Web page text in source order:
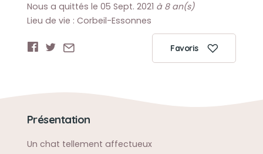
Nous a quittés le 05 Sept. 2021 à 8 an(s)
Lieu de vie : Corbeil-Essonnes
Favoris
Présentation
Un chat tellement affectueux